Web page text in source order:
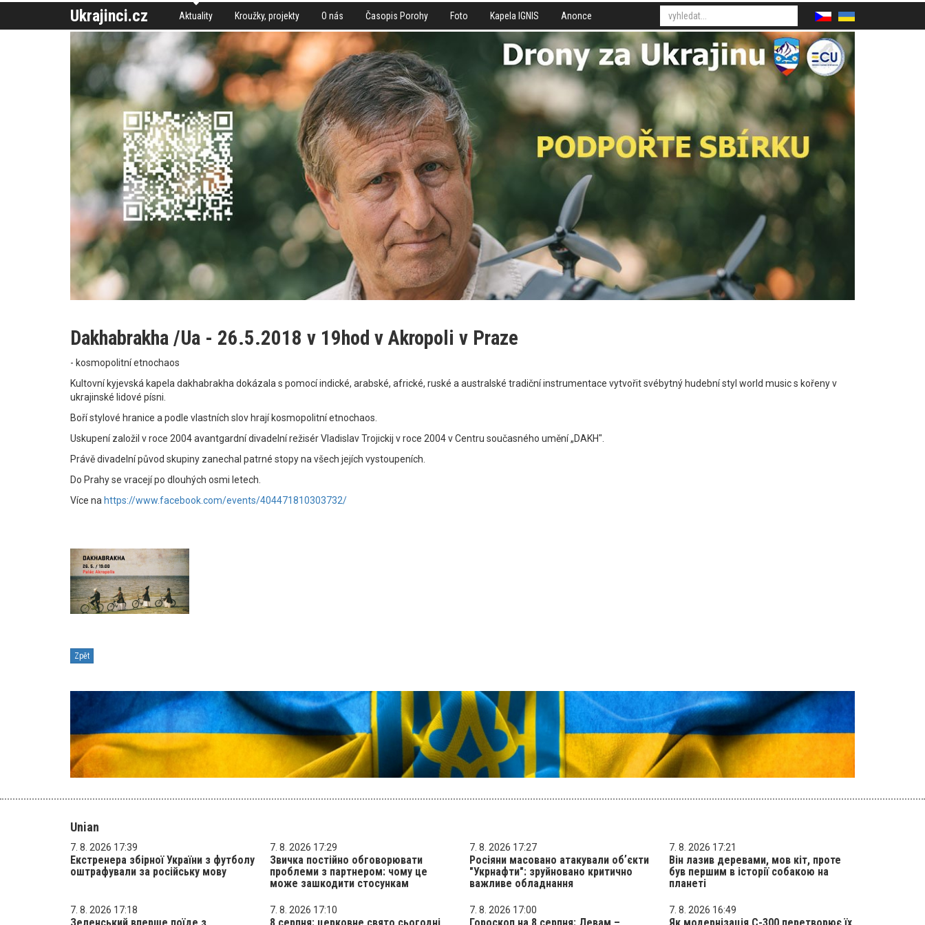
Ukrajinci.cz Aktuality Kroužky, projekty O nás Časopis Porohy Foto Kapela IGNIS Anonce
Dakhabrakha /Ua - 26.5.2018 v 19hod v Akropoli v Praze
- kosmopolitní etnochaos
Kultovní kyjevská kapela dakhabrakha dokázala s pomocí indické, arabské, africké, ruské a australské tradiční instrumentace vytvořit svébytný hudební styl world music s kořeny v
ukrajinské lidové písni.
Boří stylové hranice a podle vlastních slov hrají kosmopolitní etnochaos.
Uskupení založil v roce 2004 avantgardní divadelní režisér Vladislav Trojickij v roce 2004 v Centru současného umění „DAKH".
Právě divadelní původ skupiny zanechal patrné stopy na všech jejích vystoupeních.
Do Prahy se vracejí po dlouhých osmi letech.
Více na https://www.facebook.com/events/404471810303732/
Zpět
Unian
7. 8. 2026 17:39
Екстренера збірної України з футболу
оштрафували за російську мову
7. 8. 2026 17:29
Звичка постійно обговорювати
проблеми з партнером: чому це
може зашкодити стосункам
7. 8. 2026 17:27
Росіяни масовано атакували обʼєкти
"Укрнафти": зруйновано критично
важливе обладнання
7. 8. 2026 17:21
Він лазив деревами, мов кіт, проте
був першим в історії собакою на
планеті
7. 8. 2026 17:18 7. 8. 2026 17:10 7. 8. 2026 17:00 7. 8. 2026 16:49